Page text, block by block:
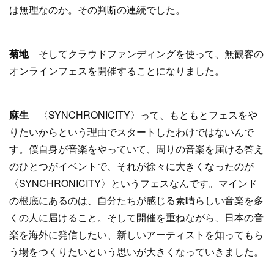
は無理なのか。その判断の連続でした。
菊地そしてクラウドファンディングを使って、無観客の
オンラインフェスを開催することになりました。
麻生 〈SYNCHRONICITY〉って、もともとフェスをや
りたいからという理由でスタートしたわけではないんで
す。僕自身が音楽をやっていて、周りの音楽を届ける答え
のひとつがイベントで、それが徐々に大きくなったのが
〈SYNCHRONICITY〉というフェスなんです。マインド
の根底にあるのは、自分たちが感じる素晴らしい音楽を多
くの人に届けること。そして開催を重ねながら、日本の音
楽を海外に発信したい、新しいアーティストを知ってもら
う場をつくりたいという思いが大きくなっていきました。